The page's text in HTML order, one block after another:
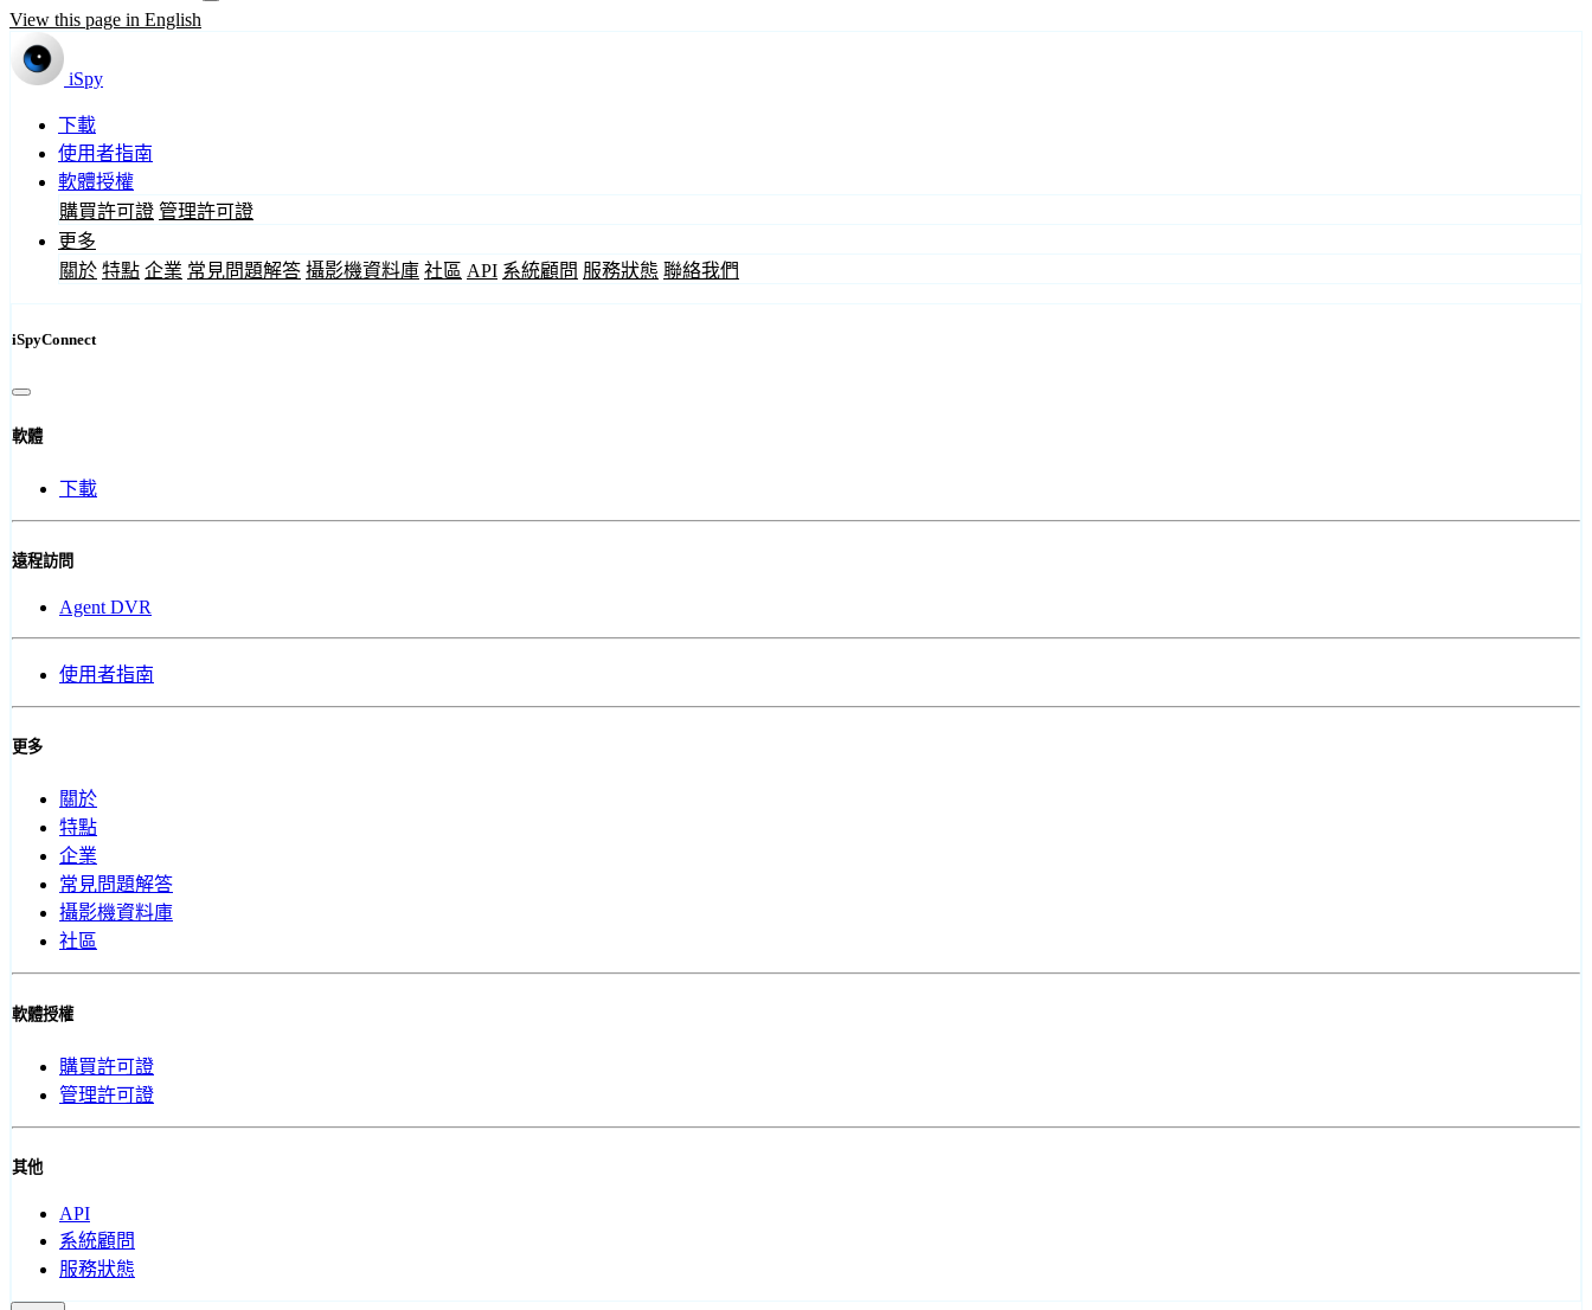
View this page in English
iSpy
下載
使用者指南
軟體授權
購買許可證 管理許可證
更多
關於 特點 企業 常見問題解答 攝影機資料庫 社區 API 系統顧問 服務狀態 聯絡我們
iSpyConnect
軟體
下載
遠程訪問
Agent DVR
使用者指南
更多
關於
特點
企業
常見問題解答
攝影機資料庫
社區
軟體授權
購買許可證
管理許可證
其他
API
系統顧問
服務狀態